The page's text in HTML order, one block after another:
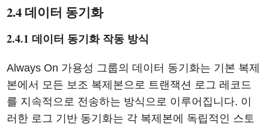
2.4 데이터 동기화
2.4.1 데이터 동기화 작동 방식
Always On 가용성 그룹의 데이터 동기화는 기본 복제
본에서 모든 보조 복제본으로 트랜잭션 로그 레코드
를 지속적으로 전송하는 방식으로 이루어집니다. 이
러한 로그 기반 동기화는 각 복제본에 독립적인 스토